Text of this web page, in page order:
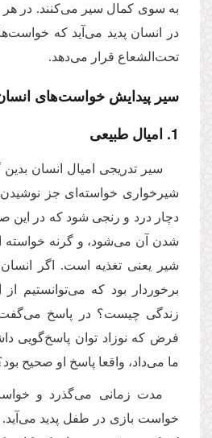
به سوی کمال سیر می‌کنند. در
در انسان پدید می‌آید که
تحت‌الشعاع قرار می‌دهد.
سیر پیدایش خواست‌های
1. امیال طبیعی
سیر تدریجی امیال انسان
شیرخواری خواسته‌ای جز نوشیدن
دچار درد و رنجی شود که در
شدن آن می‌شود، و گرنه خواسته
شیر یعنی تغذیه است. اگر انسان
برخوردار بود که می‌توانستیم
زندگی چیست؟ در پاسخ می‌گفت:
فرض که نوزاد توان پاسخ‌گویی
ما می‌داد، واقعا پاسخ او صحیح
مدت زمانی می‌گذرد و
خواست بازی در طفل پدید می‌آید.